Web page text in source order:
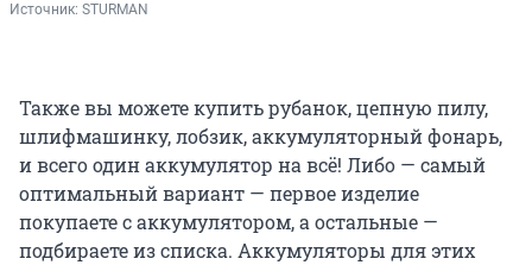
Источник: STURMAN
Также вы можете купить рубанок, цепную пилу,
шлифмашинку, лобзик, аккумуляторный фонарь,
и всего один аккумулятор на всё! Либо — самый
оптимальный вариант — первое изделие
покупаете с аккумулятором, а остальные —
подбираете из списка. Аккумуляторы для этих